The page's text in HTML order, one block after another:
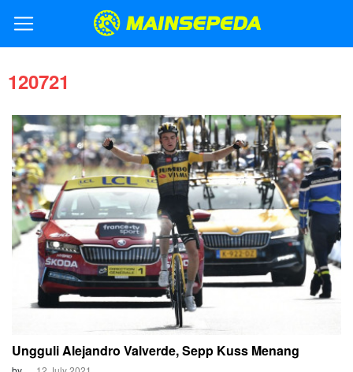
120721
Ungguli Alejandro Valverde, Sepp Kuss Menang